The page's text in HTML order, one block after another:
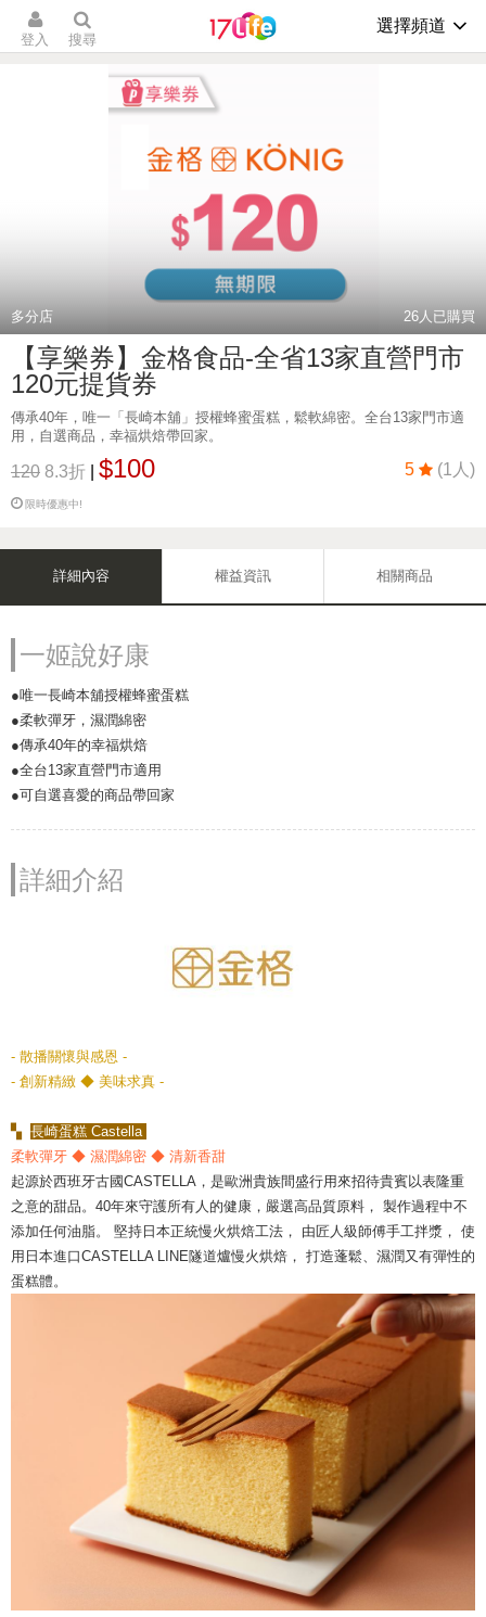
登入 搜尋
選擇頻道
多分店 26人已購買
【享樂券】金格食品-全省13家直營門市
120元提貨券
傳承40年，唯一「長崎本舖」授權蜂蜜蛋糕，鬆軟綿密。全台13家門市適
用，自選商品，幸福烘焙帶回家。
120 8.3折 $100 5 (1人)
限時優惠中!
詳細內容 權益資訊 相關商品
一姬說好康
●唯一長崎本舖授權蜂蜜蛋糕
●柔軟彈牙，濕潤綿密
●傳承40年的幸福烘焙
●全台13家直營門市適用
●可自選喜愛的商品帶回家
詳細介紹
- 散播關懷與感恩 -
- 創新精緻 ◆ 美味求真 -
▚ 長崎蛋糕 Castella
柔軟彈牙 ◆ 濕潤綿密 ◆ 清新香甜
起源於西班牙古國CASTELLA，是歐洲貴族間盛行用來招待貴賓以表隆重
之意的甜品。40年來守護所有人的健康，嚴選高品質原料， 製作過程中不
添加任何油脂。 堅持日本正統慢火烘焙工法， 由匠人級師傅手工拌漿， 使
用日本進口CASTELLA LINE隧道爐慢火烘焙， 打造蓬鬆、濕潤又有彈性的
蛋糕體。